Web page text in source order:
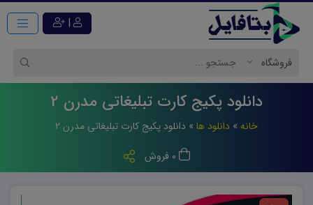
|
دانلود پکیج کارت تبلیغاتی مدرن 2
خانه » دانلود ها » دانلود پکیج کارت تبلیغاتی مدرن ۲